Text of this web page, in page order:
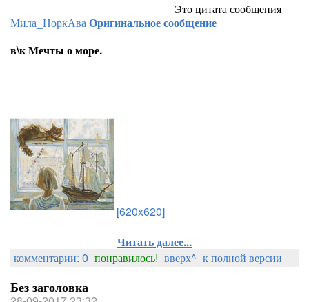
Это цитата сообщения
Мила_НоркАваОригинальное сообщение
в\к Мечты о море.
[620x620]
Читать далее...
комментарии: 0 понравилось! вверх^ к полной версии
Без заголовка